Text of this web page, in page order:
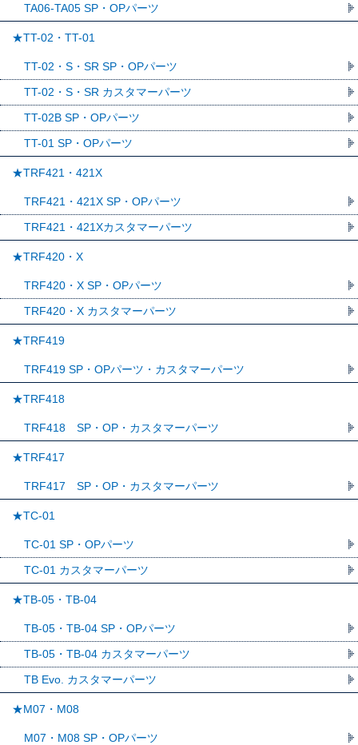
TA06-TA05 SP・OPパーツ
★TT-02・TT-01
TT-02・S・SR SP・OPパーツ
TT-02・S・SR カスタマーパーツ
TT-02B SP・OPパーツ
TT-01 SP・OPパーツ
★TRF421・421X
TRF421・421X SP・OPパーツ
TRF421・421Xカスタマーパーツ
★TRF420・X
TRF420・X SP・OPパーツ
TRF420・X カスタマーパーツ
★TRF419
TRF419 SP・OPパーツ・カスタマーパーツ
★TRF418
TRF418 SP・OP・カスタマーパーツ
★TRF417
TRF417 SP・OP・カスタマーパーツ
★TC-01
TC-01 SP・OPパーツ
TC-01 カスタマーパーツ
★TB-05・TB-04
TB-05・TB-04 SP・OPパーツ
TB-05・TB-04 カスタマーパーツ
TB Evo. カスタマーパーツ
★M07・M08
M07・M08 SP・OPパーツ